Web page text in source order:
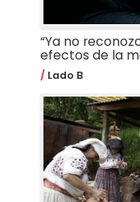
“Ya no
efectos de la
Lado B